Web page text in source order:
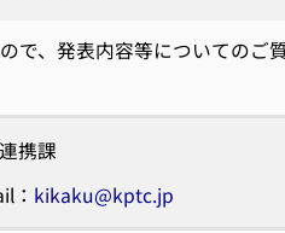
、発表内容等についてのご
携課
kikaku@kptc.jp